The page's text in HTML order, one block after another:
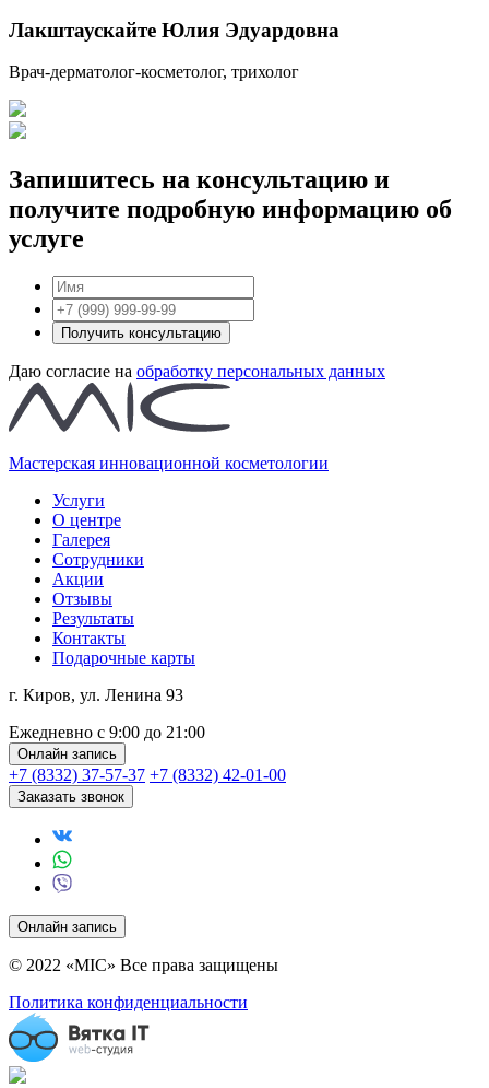
Лакштаускайте Юлия Эдуардовна
Врач-дерматолог-косметолог, трихолог
Запишитесь на консультацию и
получите подробную информацию об
услуге
Получить консультацию
Даю согласие на обработку персональных данных
Мастерская инновационной косметологии
Услуги
О центре
Галерея
Сотрудники
Акции
Отзывы
Результаты
Контакты
Подарочные карты
г. Киров, ул. Ленина 93
Ежедневно с 9:00 до 21:00
Онлайн запись
+7 (8332) 37-57-37 +7 (8332) 42-01-00
Заказать звонок
Онлайн запись
© 2022 «MIC» Все права защищены
Политика конфиденциальности